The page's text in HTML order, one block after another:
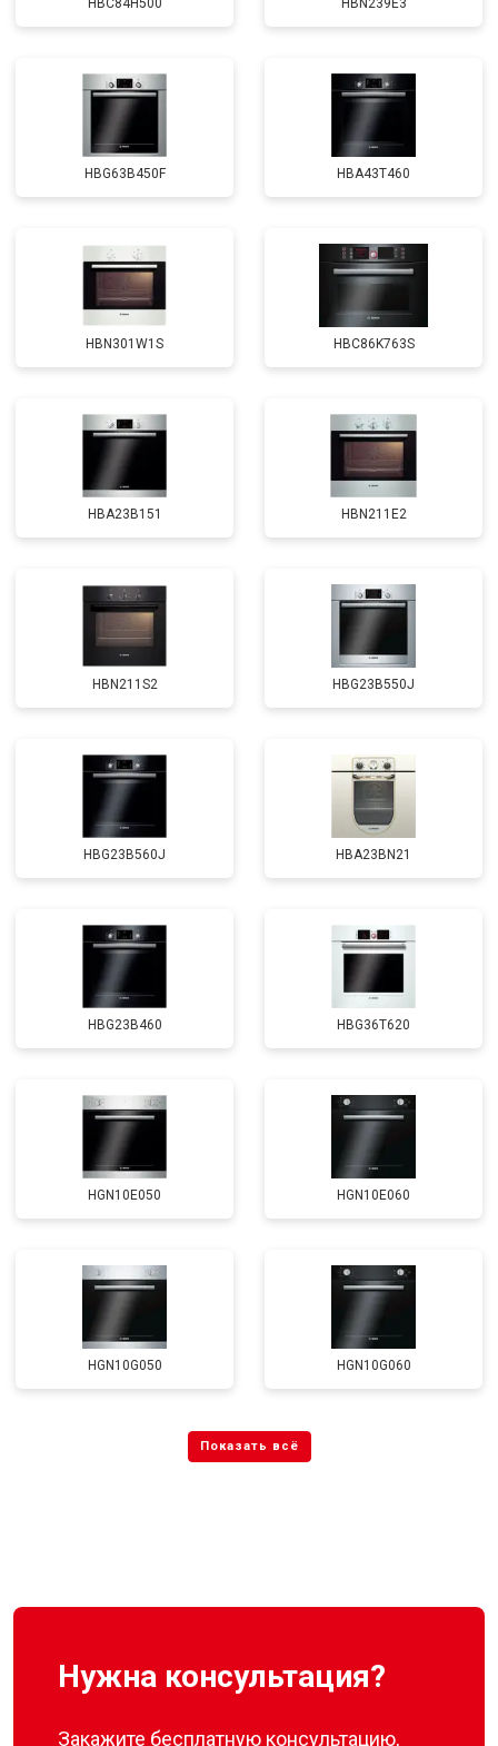
HBC84H500 HBN239E3
HBG63B450F HBA43T460
HBN301W1S HBC86K763S
HBA23B151 HBN211E2
HBN211S2 HBG23B550J
HBG23B560J HBA23BN21
HBG23B460 HBG36T620
HGN10E050 HGN10E060
HGN10G050 HGN10G060
Нужна консультация?
Закажите бесплатную консультацию,